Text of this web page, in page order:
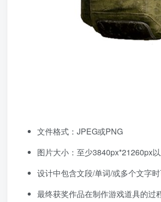
文件格式：JPEG或PNG
图片大小：至少3840px*21260px
设计中包含文段/单词/或多个文字
最终获奖作品在制作游戏道具的过